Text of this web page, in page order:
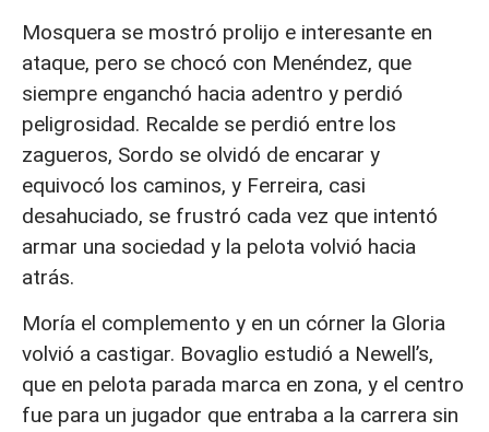
Mosquera se mostró prolijo e interesante en
ataque, pero se chocó con Menéndez, que
siempre enganchó hacia adentro y perdió
peligrosidad. Recalde se perdió entre los
zagueros, Sordo se olvidó de encarar y
equivocó los caminos, y Ferreira, casi
desahuciado, se frustró cada vez que intentó
armar una sociedad y la pelota volvió hacia
atrás.
Moría el complemento y en un córner la Gloria
volvió a castigar. Bovaglio estudió a Newell’s,
que en pelota parada marca en zona, y el centro
fue para un jugador que entraba a la carrera sin